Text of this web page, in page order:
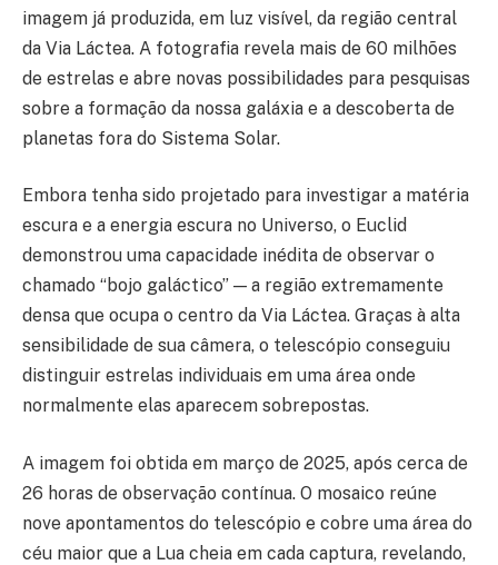
imagem já produzida, em luz visível, da região central
da Via Láctea. A fotografia revela mais de 60 milhões
de estrelas e abre novas possibilidades para pesquisas
sobre a formação da nossa galáxia e a descoberta de
planetas fora do Sistema Solar.
Embora tenha sido projetado para investigar a matéria
escura e a energia escura no Universo, o Euclid
demonstrou uma capacidade inédita de observar o
chamado “bojo galáctico” — a região extremamente
densa que ocupa o centro da Via Láctea. Graças à alta
sensibilidade de sua câmera, o telescópio conseguiu
distinguir estrelas individuais em uma área onde
normalmente elas aparecem sobrepostas.
A imagem foi obtida em março de 2025, após cerca de
26 horas de observação contínua. O mosaico reúne
nove apontamentos do telescópio e cobre uma área do
céu maior que a Lua cheia em cada captura, revelando,